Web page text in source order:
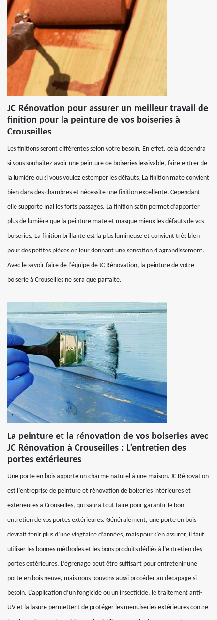
JC Rénovation pour assurer un meilleur travail de
finition pour la peinture de vos boiseries à
Crouseilles
Les finitions seront différentes selon votre besoin. En effet, cela dépendra
si vous souhaitez avoir une peinture de boiseries lessivable, faire entrer de
la lumière ou si vous voulez estomper les défauts. La finition mate convient
bien dans des chambres et nécessite une finition excellente. Cependant,
elle supporte mal les forts passages. La finition satin permet d’apporter
plus de lumière que la peinture mate et masque mieux les défauts de vos
boiseries. La finition brillante est la plus lumineuse et convient très bien
pour des petites pièces en leur donnant une sensation d'agrandissement.
Avec le savoir-faire de l’équipe de JC Rénovation, la peinture de votre
boiserie à Crouseilles ne sera que parfaite.
La peinture et la rénovation de vos boiseries avec
JC Rénovation à Crouseilles : L’entretien des
portes extérieures
Une porte en bois apporte un charme naturel à une maison. JC Rénovation
est l’entreprise de peinture et rénovation de boiseries intérieures et
extérieures à Crouseilles, qui saura tout faire pour garantir le bon
entretien de vos portes extérieures. Généralement, une porte en bois
devrait tenir plus d’une vingtaine d’années, mais pour s’en assurer, il faut
utiliser les bonnes méthodes et les bons produits dédiés à l’entretien des
portes extérieures. L’égrenage peut être suffisant pour entretenir une
porte en bois neuve, mais nous pouvons aussi procéder au décapage si
besoin. L’application d’un fongicide ou un insecticide, le traitement anti-
UV et la lasure permettent de protéger les menuiseries extérieures contre